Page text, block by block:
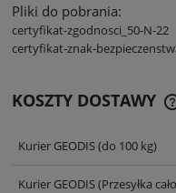
Pliki do pobrania:
certyfikat-zgodnosci_50-N-22
certyfikat-znak-
KOSZTY DOSTAWY
Kurier GEODIS(do 100 kg)
Kurier GEODIS(Przesyłka